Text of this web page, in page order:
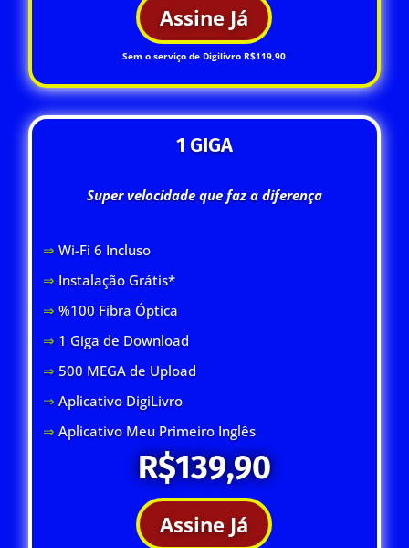
Assine Já
Sem o serviço de Digilivro R$119,90
1 GIGA
Super velocidade que faz a diferença
⇒ Wi-Fi 6 Incluso
⇒ Instalação Grátis*
⇒ %100 Fibra Óptica
⇒ 1 Giga de Download
⇒ 500 MEGA de Upload
⇒Aplicativo DigiLivro
⇒Aplicativo Meu Primeiro Inglês
R$139,90
Assine Já